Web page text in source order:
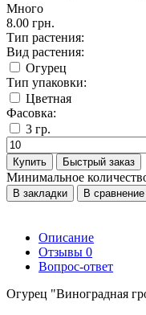
Много
8.00 грн.
Тип растения:
Вид растения:
Огурец
Тип упаковки:
Цветная
Фасовка:
3 гр.
Купить Быстрый заказ
Минимальное
В закладки В сравнение
Описание
Отзывы 0
Вопрос-ответ
Огурец "Виноградная